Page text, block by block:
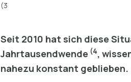
(3
Seit 2010 hat sich diese
Jahrtausendwende (4,
nahezu konstant geblieben.